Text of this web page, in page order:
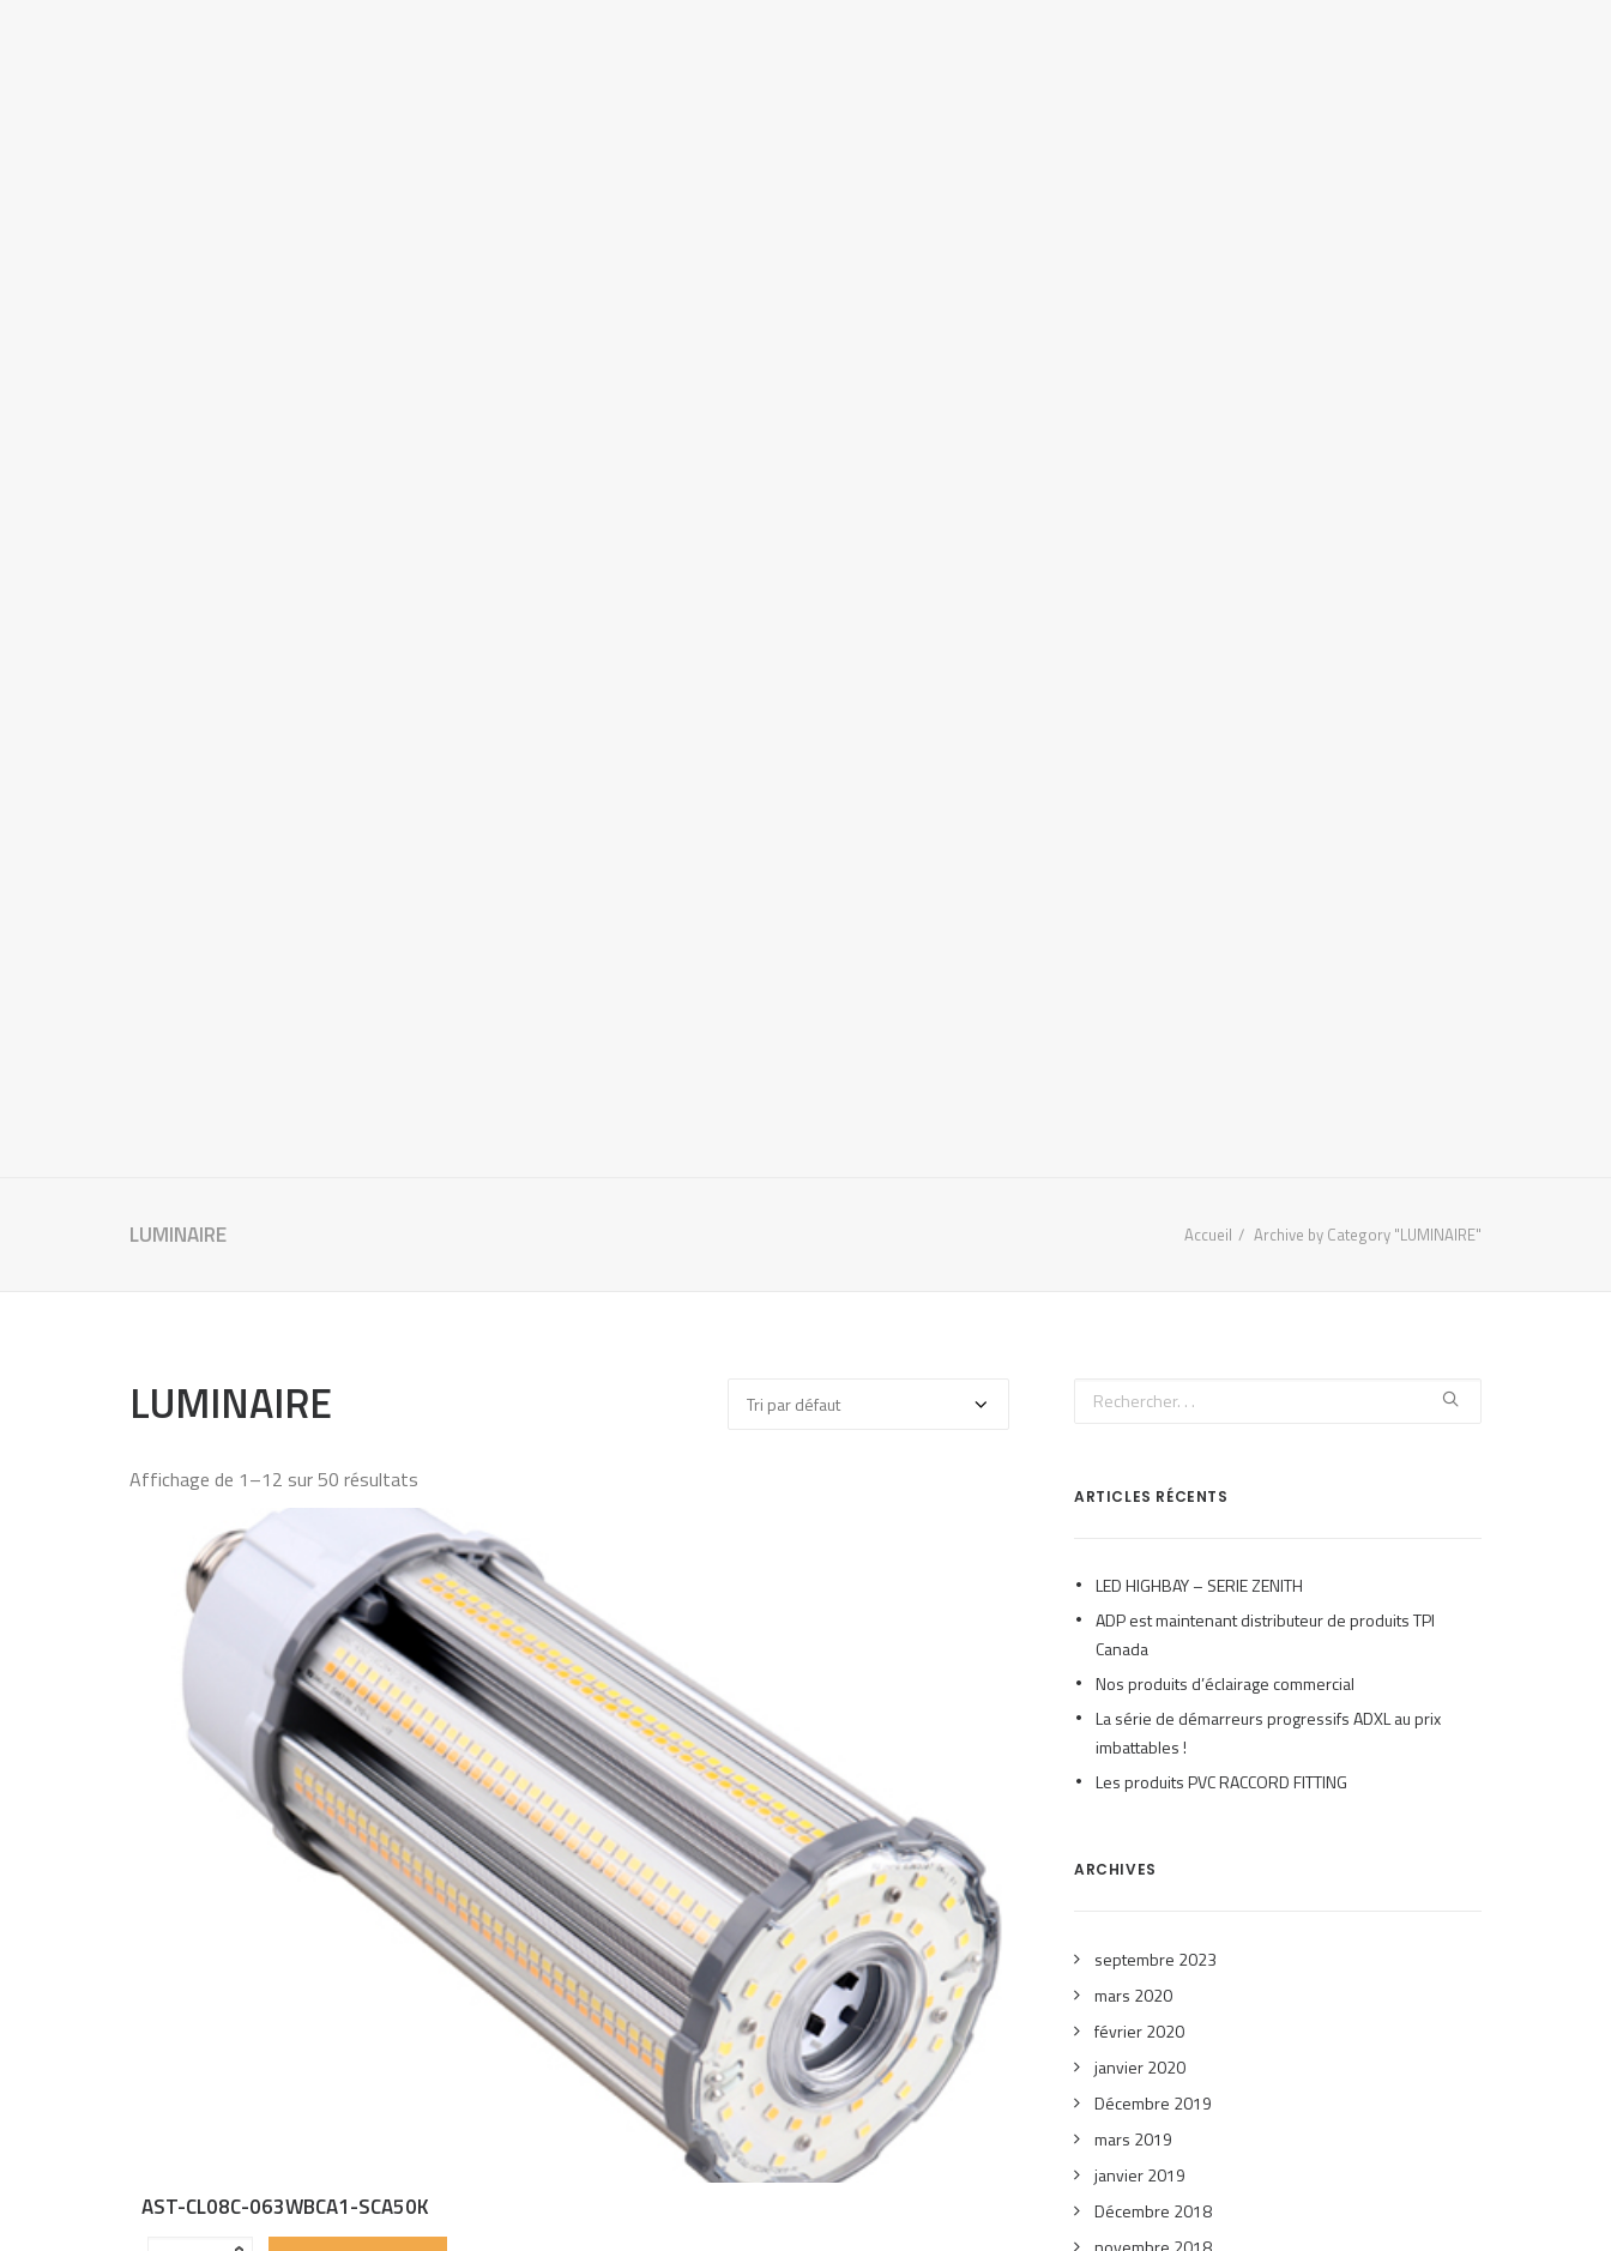
LUMINAIRE Accueil Archive by Category "LUMINAIRE"
LUMINAIRE
Affichage de 1–12 sur 50 résultats
AST-CL08C-063WBCA1-SCA50K
‹
ARTICLES RÉCENTS
LED HIGHBAY – SERIE ZENITH
ADP est maintenant distributeur de produits TPI
Canada
Nos produits d’éclairage commercial
La série de démarreurs progressifs ADXL au prix
imbattables !
Les produits PVC RACCORD FITTING
ARCHIVES
septembre 2023
mars 2020
février 2020
janvier 2020
Décembre 2019
mars 2019
janvier 2019
Décembre 2018